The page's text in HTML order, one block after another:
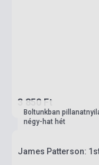
3 850 Ft
Boltunkban
négy-hat hét
James Patterson: